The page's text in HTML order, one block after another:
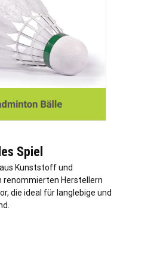
Spiel
Kunststoff und
renommierten Herstellern
die ideal für langlebige und